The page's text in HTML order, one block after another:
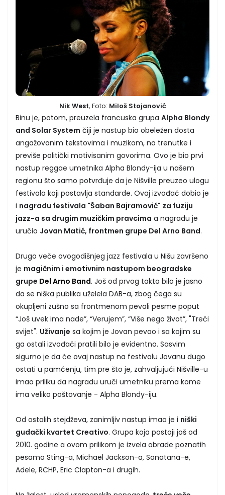
Nik West, Foto: Miloš Stojanović
Binu je, potom, preuzela francuska grupa Alpha Blondy
and Solar System čiji je nastup bio obeležen dosta
angažovanim tekstovima i muzikom, na trenutke i
previše politički motivisanim govorima. Ovo je bio prvi
nastup reggae umetnika Alpha Blondy-ija u našem
regionu što samo potvrđuje da je Nišville preuzeo ulogu
festivala koji postavlja standarde. Ovaj izvođač dobio je
i nagradu festivala "Šaban Bajramović" za fuziju
jazz-a sa drugim muzičkim pravcima a nagradu je
uručio Jovan Matić, frontmen grupe Del Arno Band.
Drugo veče ovogodišnjeg jazz festivala u Nišu završeno
je magičnim i emotivnim nastupom beogradske
grupe Del Arno Band. Još od prvog takta bilo je jasno
da se niška publika uželela DAB-a, zbog čega su
okupljeni zušno sa frontmenom pevali pesme poput
“Još uvek ima nade”, “Verujem”, “Više nego život”, "Treći
svijet". Uživanje sa kojim je Jovan pevao i sa kojim su
ga ostali izvođači pratili bilo je evidentno. Sasvim
sigurno je da će ovaj nastup na festivalu Jovanu dugo
ostati u pamćenju, tim pre što je, zahvaljujući Nišville-u
imao priliku da nagradu uruči umetniku prema kome
ima veliko poštovanje - Alpha Blondy-iju.
Od ostalih stejdževa, zanimljiv nastup imao je i niški
gudački kvartet Creativo. Grupa koja postoji još od
2010. godine a ovom prilikom je izvela obrade poznatih
pesama Sting-a, Michael Jackson-a, Sanatana-e,
Adele, RCHP, Eric Clapton-a i drugih.